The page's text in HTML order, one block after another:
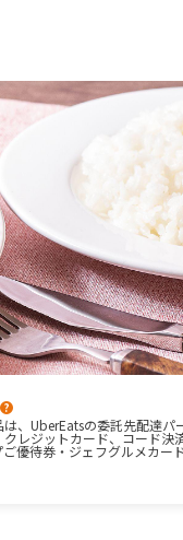
?
、UberEatsの委託先配達パ
レジットカード、コード決
優待券・ジェフグルメカー